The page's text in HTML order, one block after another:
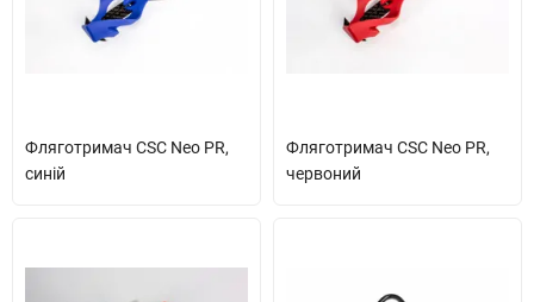
Фляготримач CSC Neo PR,
синій
Фляготримач CSC Neo PR,
червоний